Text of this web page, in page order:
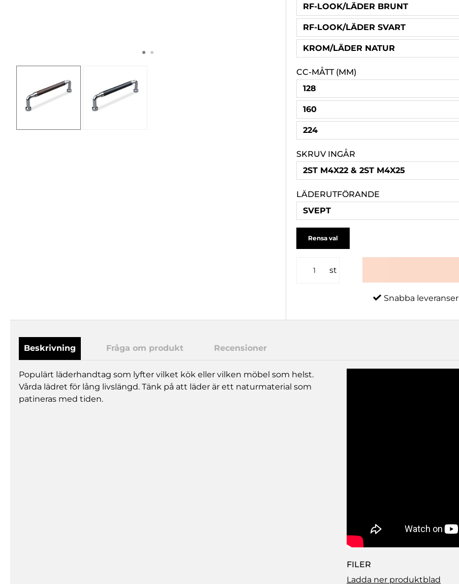
RF-LOOK/LÄDER BRUNT
RF-LOOK/LÄDER SVART
KROM/LÄDER NATUR
CC-MÅTT (MM)
128
160
224
SKRUV INGÅR
2ST M4X22 & 2ST M4X25
LÄDERUTFÖRANDE
SVEPT
Rensa val
st
Snabba leveranser
Beskrivning Fråga om produkt Recensioner
Populärt läderhandtag som lyfter vilket kök eller vilken möbel som helst.
Vårda lädret för lång livslängd. Tänk på att läder är ett naturmaterial som
patineras med tiden.
FILER
Ladda ner produktblad